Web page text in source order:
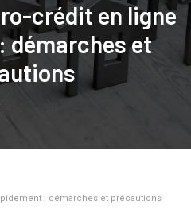
crédit en ligne
démarches et
: démarches et précautions